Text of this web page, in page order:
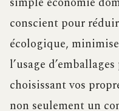
conscient pour
écologique,
l’usage
choisissant vos
non seulement un